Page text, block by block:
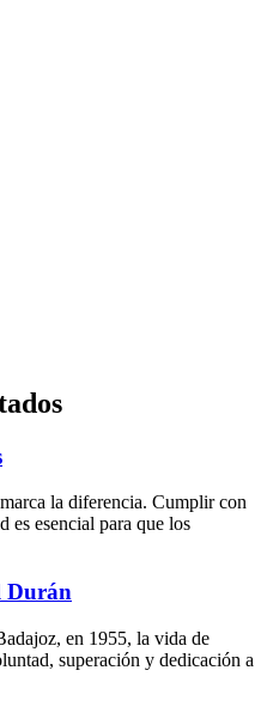
la diferencia. Cumplir con
es esencial para que los
Durán
en 1955, la vida de
superación y dedicación a